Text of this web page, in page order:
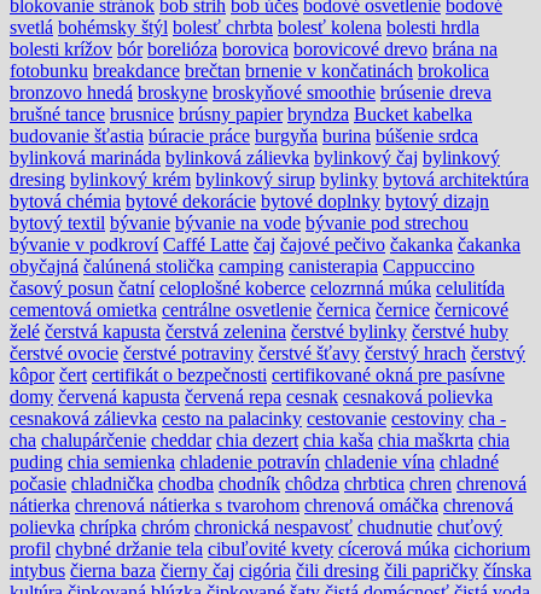
blokovanie stránok bob strih bob účes bodové osvetlenie bodové
svetlá bohémsky štýl bolesť chrbta bolesť kolena bolesti hrdla
bolesti krížov bór borelióza borovica borovicové drevo brána na
fotobunku breakdance brečtan brnenie v končatinách brokolica
bronzovo hnedá broskyne broskyňové smoothie brúsenie dreva
brušné tance brusnice brúsny papier bryndza Bucket kabelka
budovanie šťastia búracie práce burgyňa burina búšenie srdca
bylinková marináda bylinková zálievka bylinkový čaj bylinkový
dresing bylinkový krém bylinkový sirup bylinky bytová architektúra
bytová chémia bytové dekorácie bytové doplnky bytový dizajn
bytový textil bývanie bývanie na vode bývanie pod strechou
bývanie v podkroví Caffé Latte čaj čajové pečivo čakanka čakanka
obyčajná čalúnená stolička camping canisterapia Cappuccino
časový posun čatní celoplošné koberce celozrnná múka celulitída
cementová omietka centrálne osvetlenie černica černice černicové
želé čerstvá kapusta čerstvá zelenina čerstvé bylinky čerstvé huby
čerstvé ovocie čerstvé potraviny čerstvé šťavy čerstvý hrach čerstvý
kôpor čert certifikát o bezpečnosti certifikované okná pre pasívne
domy červená kapusta červená repa cesnak cesnaková polievka
cesnaková zálievka cesto na palacinky cestovanie cestoviny cha -
cha chalupárčenie cheddar chia dezert chia kaša chia maškrta chia
puding chia semienka chladenie potravín chladenie vína chladné
počasie chladnička chodba chodník chôdza chrbtica chren chrenová
nátierka chrenová nátierka s tvarohom chrenová omáčka chrenová
polievka chrípka chróm chronická nespavosť chudnutie chuťový
profil chybné držanie tela cibuľovité kvety cícerová múka cichorium
intybus čierna baza čierny čaj cigória čili dresing čili papričky čínska